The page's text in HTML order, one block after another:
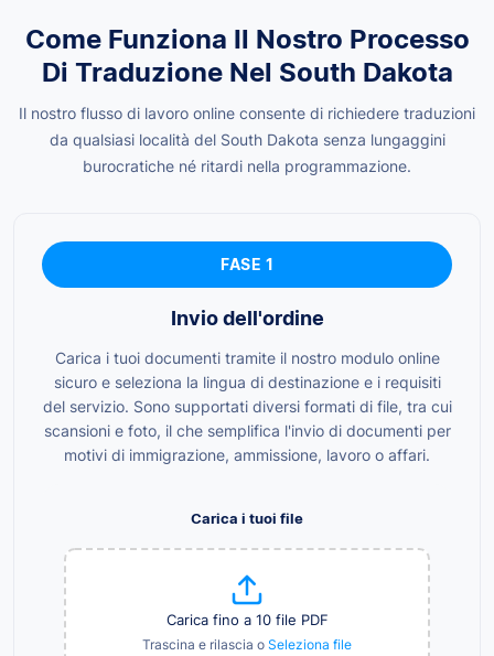
Come Funziona Il Nostro Processo
Di Traduzione Nel South Dakota
Il nostro flusso di lavoro online consente di richiedere traduzioni
da qualsiasi località del South Dakota senza lungaggini
burocratiche né ritardi nella programmazione.
FASE 1
Invio dell'ordine
Carica i tuoi documenti tramite il nostro modulo online
sicuro e seleziona la lingua di destinazione e i requisiti
del servizio. Sono supportati diversi formati di file, tra cui
scansioni e foto, il che semplifica l'invio di documenti per
motivi di immigrazione, ammissione, lavoro o affari.
Carica i tuoi file
Carica fino a 10 file PDF
Trascina e rilascia o Seleziona file